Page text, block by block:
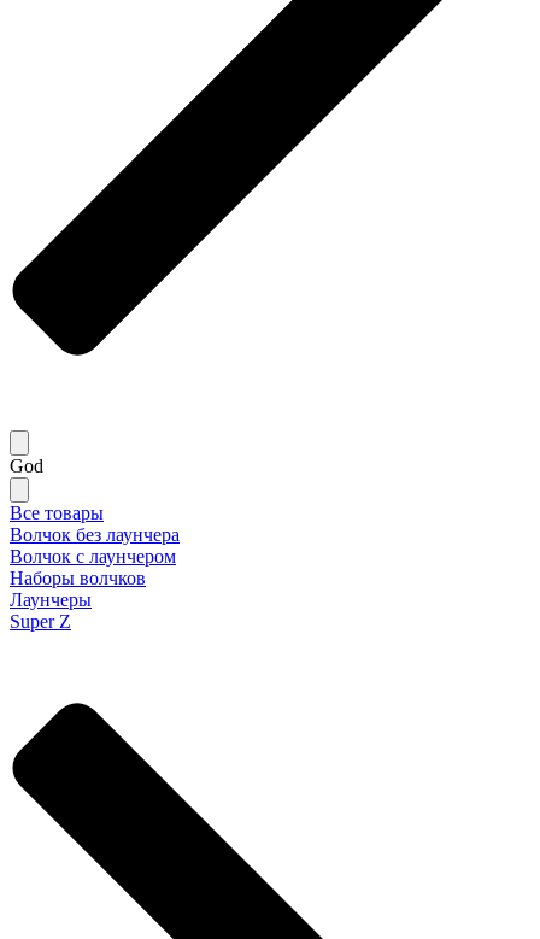
God
Все товары
Волчок без лаунчера
Волчок с лаунчером
Наборы волчков
Лаунчеры
Super Z